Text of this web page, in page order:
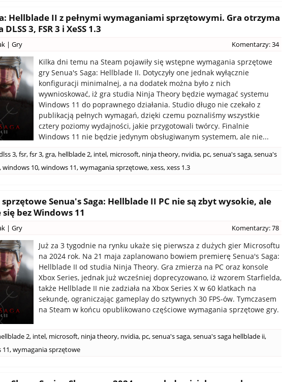
Hellblade II z pełnymi wymaganiami sprzętowymi. Gra otrzyma
3, FSR 3 i XeSS 1.3
| Gry Komentarzy: 34
Kilka dni temu na Steam pojawiły się wstępne wymagania sprzętowe
gry Senua's Saga: Hellblade II. Dotyczyły one jednak wyłącznie
konfiguracji minimalnej, a na dodatek można było z nich
wywnioskować, iż gra studia Ninja Theory będzie wymagać systemu
Windows 11 do poprawnego działania. Studio długo nie czekało z
publikacją pełnych wymagań, dzięki czemu poznaliśmy wszystkie
cztery poziomy wydajności, jakie przygotowali twórcy. Finalnie
Windows 11 nie będzie jedynym obsługiwanym systemem, ale nie...
3,fsr,fsr 3,gra, hellblade 2, intel, microsoft, ninja theory, nvidia, pc,senua's saga,senua's
,windows 10,windows 11,wymagania sprzętowe,xess,xess 1.3
Senua's Saga: Hellblade II PC nie są zbyt wysokie, ale
bez Windows 11
| Gry Komentarzy: 78
Już za 3 tygodnie na rynku ukaże się pierwsza z dużych gier Microsoftu
na 2024 rok. Na 21 maja zaplanowano bowiem premierę Senua's Saga:
Hellblade II od studia Ninja Theory. Gra zmierza na PC oraz konsole
Xbox Series, jednak już wcześniej doprecyzowano, iż wzorem Starfielda,
także Hellblade II nie zadziała na Xbox Series X w 60 klatkach na
sekundę, ograniczając gameplay do sztywnych 30 FPS-ów. Tymczasem
na Steam w końcu opublikowano częściowe wymagania sprzętowe gry.
2, intel, microsoft, ninja theory, nvidia, pc,senua's saga,senua's saga hellblade ii,
,wymagania sprzętowe